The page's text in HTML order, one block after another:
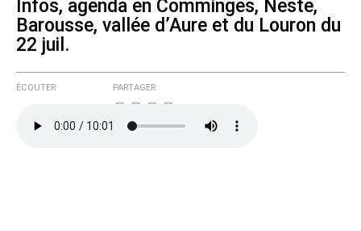
Infos, agenda en Comminges, Neste,
Barousse, vallée d’Aure et du Louron du
22 juil.
ÉCOUTER PARTAGER